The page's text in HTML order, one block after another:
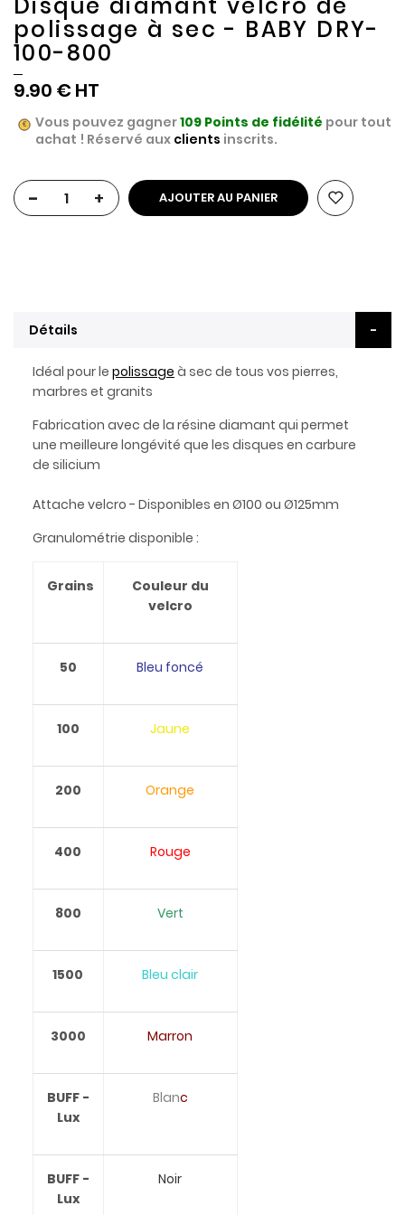
polissage à sec - BABY DRY-
100-800
9.90 €
Vous pouvez gagner109 Points de fidélité pour tout
achat ! Réservé aux clients inscrits.
- + AJOUTER AU PANIER
Détails
Idéal pour le polissage à sec de tous vos pierres,
marbres et granits
Fabrication avec de la résine diamant qui permet
une meilleure longévité que les disques en carbure
de silicium
Attache velcro - Disponibles en Ø100 ou Ø125mm
Granulométrie disponible :
Grains
Couleur du
velcro
50 Bleu foncé
100 Jaune
200 Orange
400 Rouge
800 Vert
1500 Bleu clair
3000 Marron
BUFF -
Lux
Blanc
BUFF -
Lux
Noir